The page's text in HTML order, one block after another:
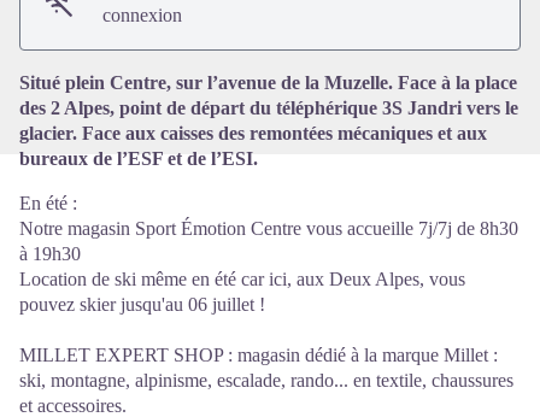
connexion
Situé plein Centre, sur l’avenue de la Muzelle. Face à la place
des 2 Alpes, point de départ du téléphérique 3S Jandri vers le
glacier. Face aux caisses des remontées mécaniques et aux
bureaux de l’ESF et de l’ESI.
En été :
Notre magasin Sport Émotion Centre vous accueille 7j/7j de 8h30
à 19h30
Location de ski même en été car ici, aux Deux Alpes, vous
pouvez skier jusqu'au 06 juillet !
MILLET EXPERT SHOP : magasin dédié à la marque Millet :
ski, montagne, alpinisme, escalade, rando... en textile, chaussures
et accessoires.